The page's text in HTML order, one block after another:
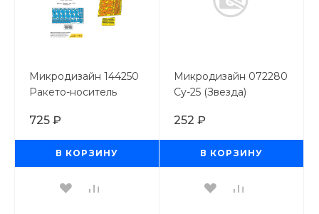
Микродизайн 144250
Ракето-носитель
1/144
725 ₽
В КОРЗИНУ
Микродизайн 072280
Су-25 (Звезда)
вооружения 1/72
252 ₽
В КОРЗИНУ